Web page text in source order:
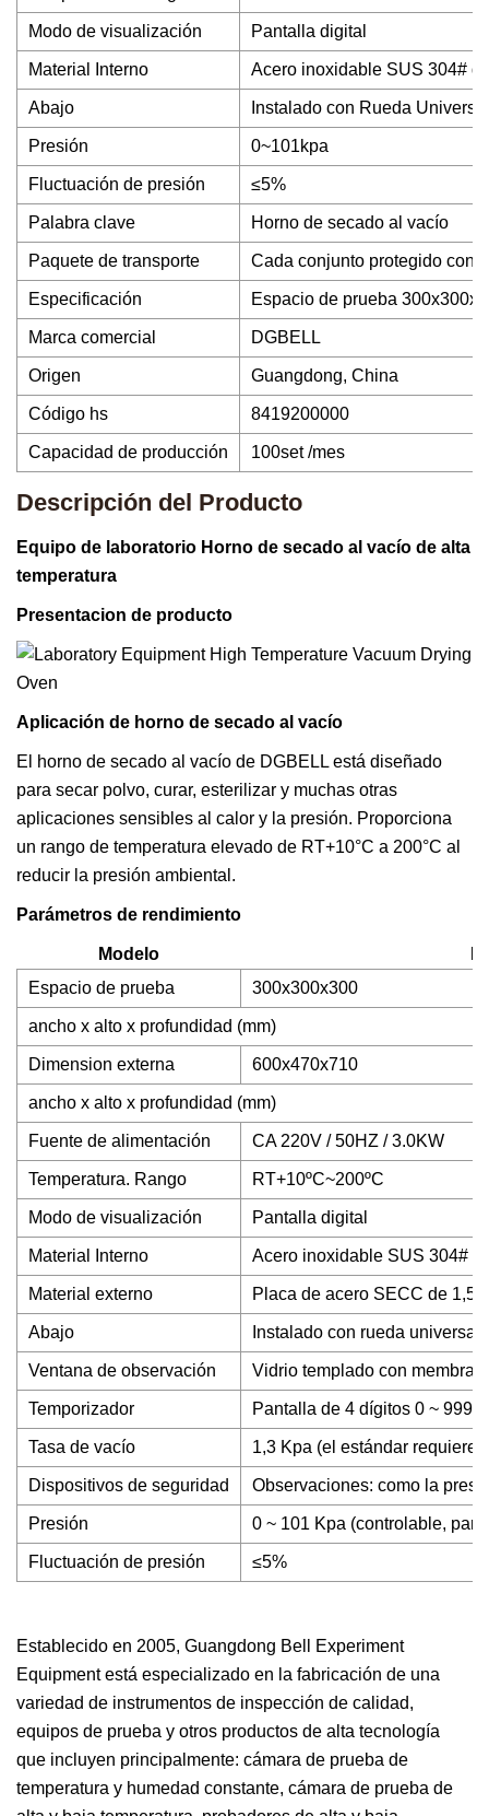
Modo de visualización Pantalla digital
Material Interno Acero inoxidable SUS 304#
Abajo Instalado con Rueda Universal
Presión 0~101kpa
Fluctuación de presión ≤5%
Palabra clave Horno de secado al vacío
Paquete de transporte Cada conjunto protegido con
Especificación Espacio de prueba
Marca comercial DGBELL
Origen Guangdong, China
Código hs 8419200000
Capacidad de producción 100set /mes
Descripción del Producto
Equipo de laboratorio Horno de secado al vacío de alta
temperatura
Presentacion de producto
Aplicación de horno de secado al vacío
El horno de secado al vacío de DGBELL está diseñado
para secar polvo, curar, esterilizar y muchas otras
aplicaciones sensibles al calor y la presión. Proporciona
un rango de temperatura elevado de RT+10°C a 200°C al
reducir la presión ambiental.
Parámetros de rendimiento
Modelo
Espacio de prueba
300x300x300
ancho x alto x profundidad (mm)
Dimension externa 600x470x710
ancho x alto x profundidad (mm)
Fuente de alimentación CA 220V / 50HZ / 3.0KW
Temperatura. Rango RT+10ºC~200ºC
Modo de visualización Pantalla digital
Material Interno Acero inoxidable SUS 304#
Material externo Placa de acero SECC de 1,5
Abajo Instalado con rueda universal
Ventana de observación Vidrio templado con
Temporizador Pantalla de 4 dígitos 0 ~
Tasa de vacío 1,3 Kpa (el estándar requiere
Dispositivos de seguridad Observaciones: como la
Presión 0 ~ 101 Kpa (controlable,
Fluctuación de presión ≤5%
Establecido en 2005, Guangdong Bell Experiment
Equipment está especializado en la fabricación de una
variedad de instrumentos de inspección de calidad,
equipos de prueba y otros productos de alta tecnología
que incluyen principalmente: cámara de prueba de
temperatura y humedad constante, cámara de prueba de